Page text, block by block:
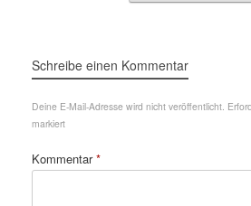
Schreibe einen Kommentar
Deine E-Mail-Adresse wird nicht veröffentlicht.
markiert
Kommentar*